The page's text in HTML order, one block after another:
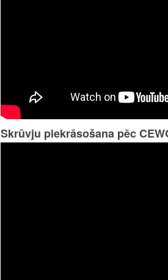
Skrūvju piekrāsošana pēc